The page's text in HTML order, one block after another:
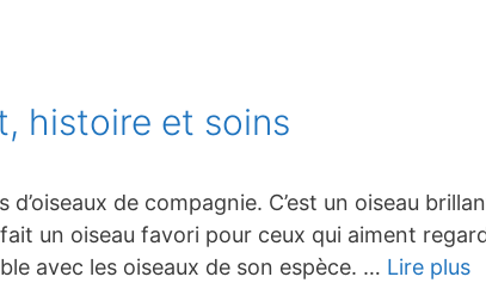
histoire et soins
de compagnie. C’est un oiseau
un oiseau favori pour ceux qui aiment
avec les oiseaux de son espèce. … Lire plus